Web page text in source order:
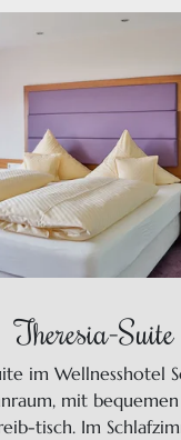
Theresia-Suite
im Wellnesshotel
mit bequemen
tisch. Im